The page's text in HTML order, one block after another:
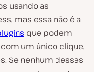
usando as
mas essa não é a
que podem
um único clique,
Se nenhum desses